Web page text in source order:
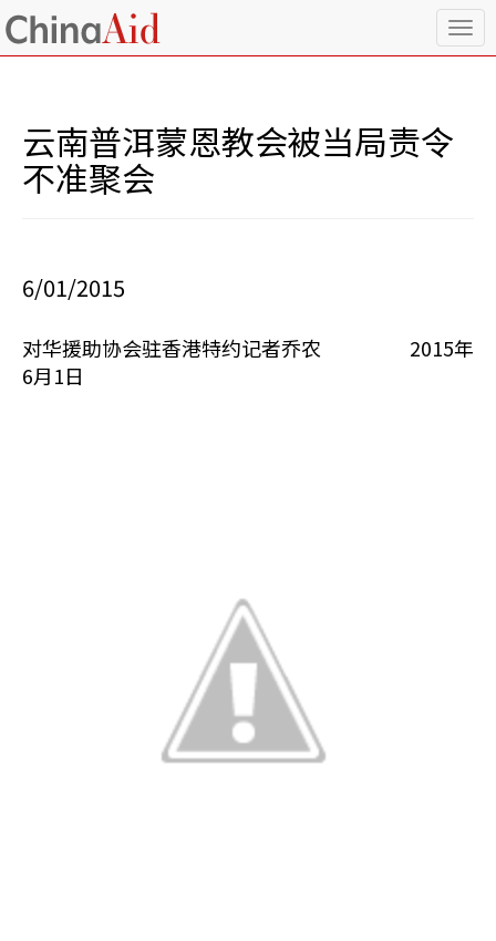
T
o
o
n
云南普洱蒙恩教会被当局责令
不准聚会
6/01/2015
对华援助协会驻香港特约记者乔农 2015年
6月1日